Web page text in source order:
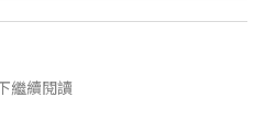
繼續閱讀